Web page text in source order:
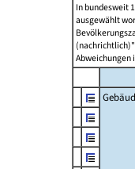
In bundesweit
ausgewählt
Abweichungen